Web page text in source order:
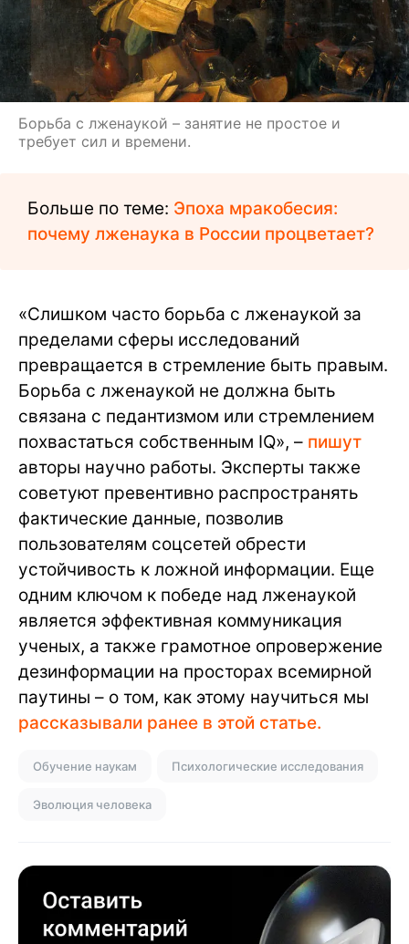
Борьба с лженаукой – занятие не простое и
требует сил и времени.
Больше по теме: Эпоха мракобесия:
почему лженаука в России процветает?
«Слишком часто борьба с лженаукой за
пределами сферы исследований
превращается в стремление быть правым.
Борьба с лженаукой не должна быть
связана с педантизмом или стремлением
похвастаться собственным IQ», – пишут
авторы научно работы. Эксперты также
советуют превентивно распространять
фактические данные, позволив
пользователям соцсетей обрести
устойчивость к ложной информации. Еще
одним ключом к победе над лженаукой
является эффективная коммуникация
ученых, а также грамотное опровержение
дезинформации на просторах всемирной
паутины – о том, как этому научиться мы
рассказывали ранее в этой статье.
Обучение наукам Психологические исследования
Эволюция человека